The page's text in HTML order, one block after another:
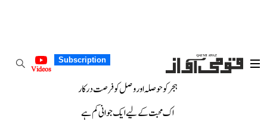
Subscription
Videos
ہجر کو حوصلہ اور وصل کو فرصت درکار
اک محبت کے لیے ایک جوانی کم ہے